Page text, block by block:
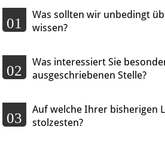
01
Was sollten wir unbedingt
wissen?
02
Was interessiert Sie
ausgeschriebenen Stelle?
03
Auf welche Ihrer bisherigen
stolzesten?